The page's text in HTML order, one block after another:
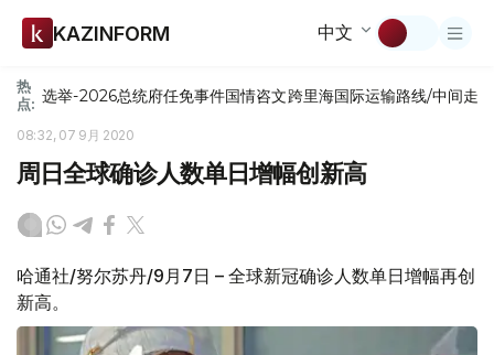
KAZINFORM 中文
热
点: 选举-2026总统府任免事件国情咨文跨里海国际运输路线/中间走廊
08:32, 07 9月 2020
周日全球确诊人数单日增幅创新高
哈通社/努尔苏丹/9月7日 – 全球新冠确诊人数单日增幅再创
新高。